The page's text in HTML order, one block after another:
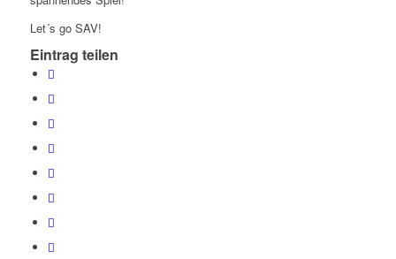
Let´s go SAV!
Eintrag teilen